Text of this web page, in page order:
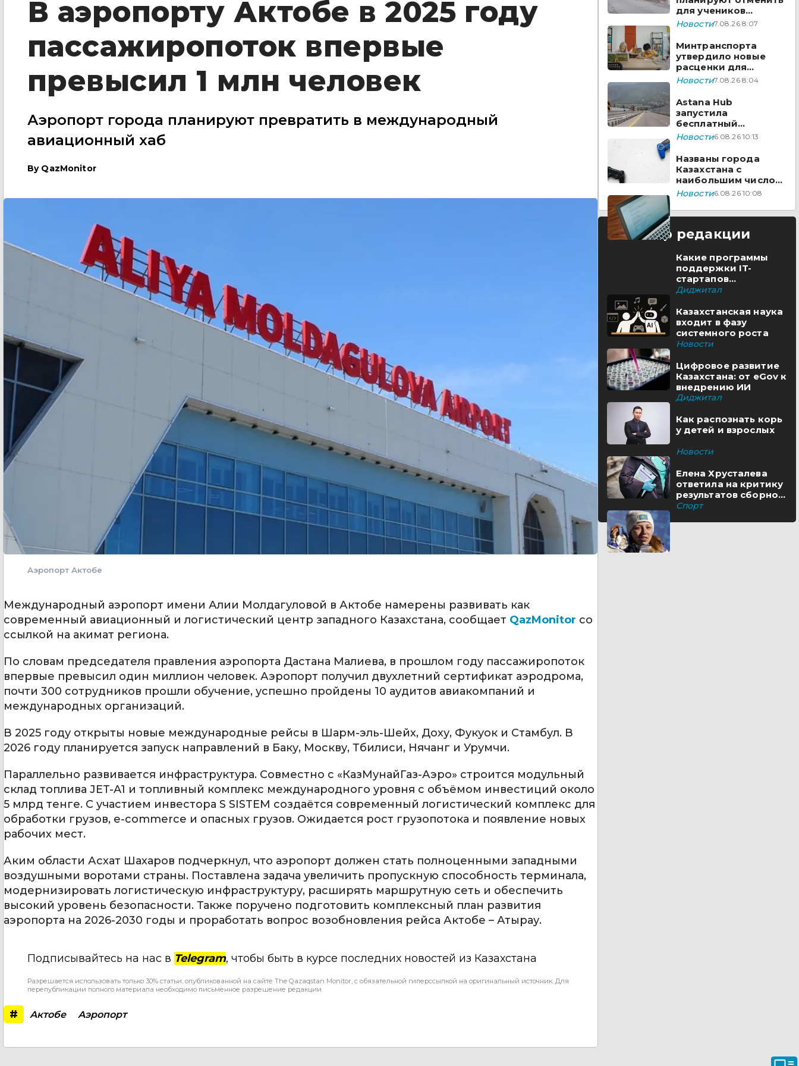
В аэропорту Актобе в 2025 году
пассажиропоток впервые
превысил 1 млн человек
Аэропорт города планируют превратить в международный
авиационный хаб
By QazMonitor
Аэропорт Актобе
Международный аэропорт имени Алии Молдагуловой в Актобе намерены развивать как
современный авиационный и логистический центр западного Казахстана, сообщает QazMonitor со
ссылкой на акимат региона.
По словам председателя правления аэропорта Дастана Малиева, в прошлом году пассажиропоток
впервые превысил один миллион человек. Аэропорт получил двухлетний сертификат аэродрома,
почти 300 сотрудников прошли обучение, успешно пройдены 10 аудитов авиакомпаний и
международных организаций.
В 2025 году открыты новые международные рейсы в Шарм-эль-Шейх, Доху, Фукуок и Стамбул. В
2026 году планируется запуск направлений в Баку, Москву, Тбилиси, Нячанг и Урумчи.
Параллельно развивается инфраструктура. Совместно с «КазМунайГаз-Аэро» строится модульный
склад топлива JET-A1 и топливный комплекс международного уровня с объёмом инвестиций около
5 млрд тенге. С участием инвестора S SISTEM создаётся современный логистический комплекс для
обработки грузов, e-commerce и опасных грузов. Ожидается рост грузопотока и появление новых
рабочих мест.
Аким области Асхат Шахаров подчеркнул, что аэропорт должен стать полноценными западными
воздушными воротами страны. Поставлена задача увеличить пропускную способность терминала,
модернизировать логистическую инфраструктуру, расширять маршрутную сеть и обеспечить
высокий уровень безопасности. Также поручено подготовить комплексный план развития
аэропорта на 2026-2030 годы и проработать вопрос возобновления рейса Актобе – Атырау.
Подписывайтесь на нас в Telegram, чтобы быть в курсе последних новостей из Казахстана
Разрешается использовать только 30% статьи, опубликованной на сайте The Qazaqstan Monitor, с обязательной гиперссылкой на оригинальный источник. Для
перепубликации полного материала необходимо письменное разрешение редакции.
# Актобе Аэропорт
для учеников
начальных классов в
Новости7.08.26 8:07
Минтранспорта
утвердило новые
расценки для
проезда по БАКАД
Новости7.08.26 8:04
Astana Hub
запустила
бесплатный
акселератор для
видеоигр
Новости6.08.26 10:13
Названы города
Казахстана с
наибольшим числом
вакансий на Enbek.kz
Новости6.08.26 10:08
Выбор редакции
Какие программы
поддержки IT-
стартапов
реализуются в
Диджитал
Казахстанская наука
входит в фазу
системного роста
Новости
Цифровое развитие
Казахстана: от eGov к
внедрению ИИ
Диджитал
Как распознать корь
у детей и взрослых
Новости
Елена Хрусталева
ответила на критику
результатов сборной
Казахстана
Спорт